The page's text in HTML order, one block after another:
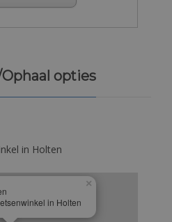
opties
in Holten
in Holten
×